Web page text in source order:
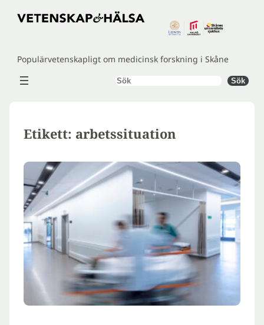
Hoppa
Populärvetenskapligt om medicinsk forskning i Skåne
Sök Sök
Etikett: arbetssituation